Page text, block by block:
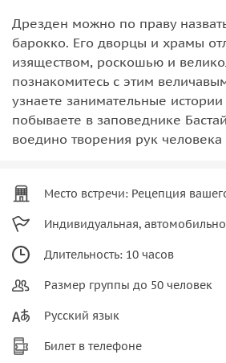
Дрезден можно по праву
барокко. Его дворцы и храмы
изяществом, роскошью и
познакомитесь с этим
узнаете занимательные
побываете в заповеднике
воедино творения рук
Место встречи: Рецепция
Индивидуальная,
Длительность: 10 часов
Размер группы до 50 человек
Русский язык
Билет в телефоне